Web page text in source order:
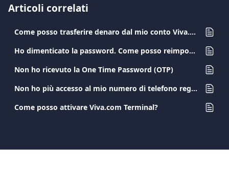
Articoli correlati
Come posso trasferire denaro dal mio conto Viva.com a un altro conto Viva.com?
Ho dimenticato la password. Come posso reimpostarla?
Non ho ricevuto la One Time Password (OTP)
Non ho più accesso al mio numero di telefono registrato. Come posso modificarlo?
Come posso attivare Viva.com Terminal?